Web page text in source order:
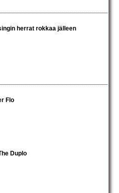
herrat rokkaa jälleen
Flo
Duplo